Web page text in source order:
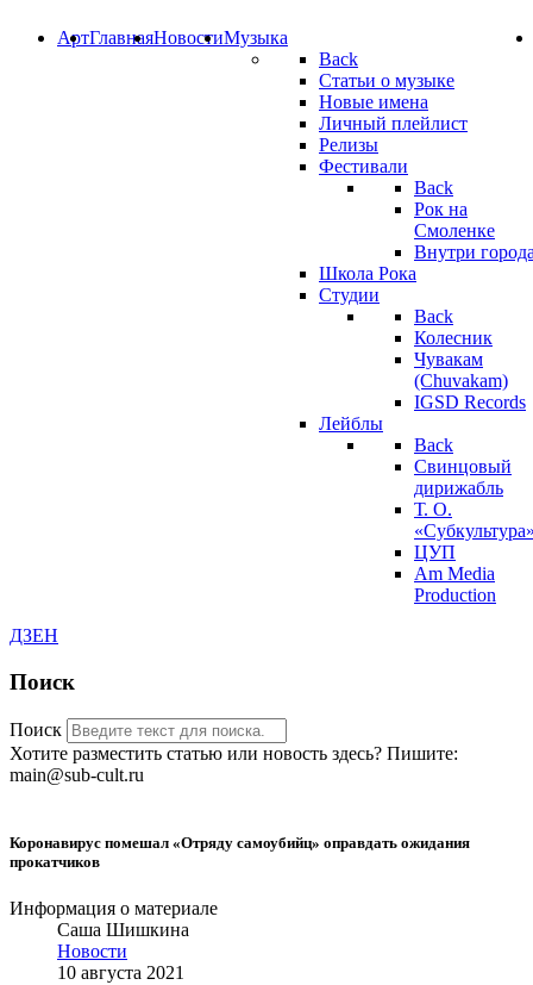
Музыка
Back
Статьи о музыке
Новые имена
Личный плейлист
Релизы
Фестивали
Back
Рок на
Смоленке
Внутри
Школа Рока
Студии
Back
Колесник
Чувакам
(Chuvakam)
IGSD Records
Лейблы
Back
Свинцовый
дирижабль
Т. О.
ЦУП
Am Media
Production
Новости
Главная
Арт
ДЗЕН
Поиск
Поиск
Хотите разместить статью или новость здесь? Пишите:
main@sub-cult.ru
Коронавирус помешал «Отряду самоубийц» оправдать ожидания
прокатчиков
Информация о материале
Саша Шишкина
Новости
10 августа 2021